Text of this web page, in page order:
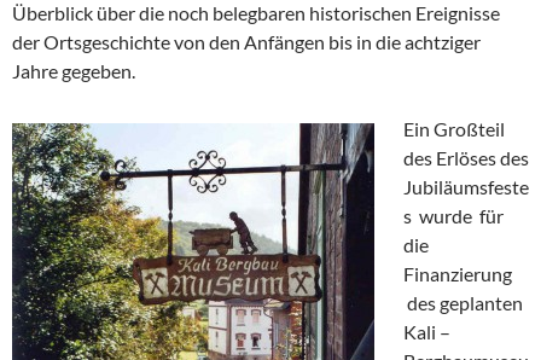
Überblick über die noch belegbaren historischen Ereignisse
der Ortsgeschichte von den Anfängen bis in die achtziger
Jahre gegeben.
Ein Großteil
des Erlöses des
Jubiläumsfeste
s wurde für
die
Finanzierung
des geplanten
Kali –